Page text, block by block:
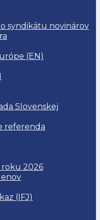
syndikátu novinárov
(EN)
Slovenskej
referenda
roku 2026
(IFJ)